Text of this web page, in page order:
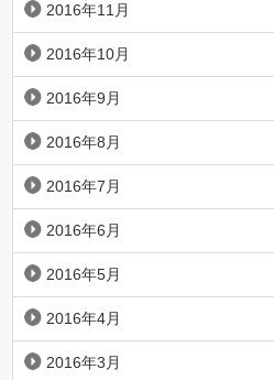
2016年11月
2016年10月
2016年9月
2016年8月
2016年7月
2016年6月
2016年5月
2016年4月
2016年3月